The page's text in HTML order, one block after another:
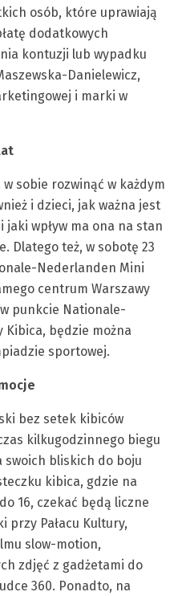
osób, które uprawiają
dodatkowych
kontuzji lub wypadku
Danielewicz,
i marki w
sobie rozwinąć w każdym
i dzieci, jak ważna jest
wpływ ma ona na stan
Dlatego też, w sobotę 23
Nederlanden Mini
centrum Warszawy
punkcie Nationale-
będzie można
sportowej.
bez setek kibiców
kilkugodzinnego biegu
swoich bliskich do boju
kibica, gdzie na
16, czekać będą liczne
przy Pałacu Kultury,
slow-motion,
zdjęć z gadżetami do
360. Ponadto, na